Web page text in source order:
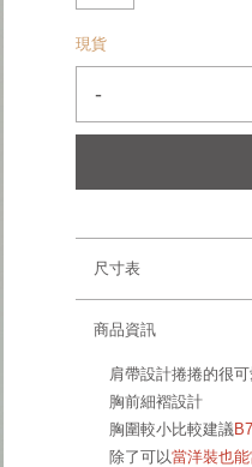
現貨
-
尺寸表
商品資訊
肩帶設計捲捲的很
胸前細褶設計
胸圍較小比較建議
除了可以當洋裝也